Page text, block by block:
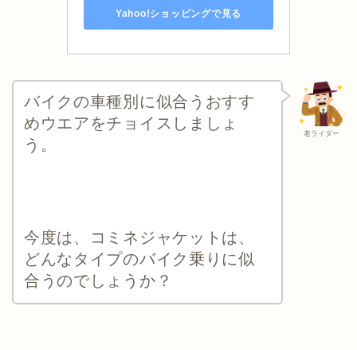
Yahoo!ショッピングで見る
老ライダー
バイクの車種別に似合うおすす
めウエアをチョイスしましょ
う。
今度は、コミネジャケットは、
どんなタイプのバイク乗りに似
合うのでしょうか？